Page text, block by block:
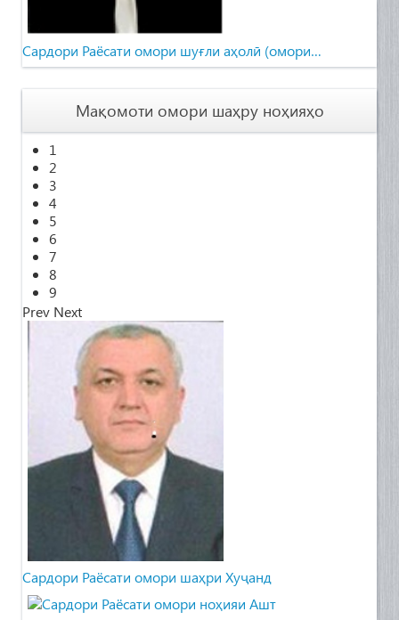
Cардори Раёсати омори шуғли аҳолӣ (омори…
Мақомоти омори шаҳру ноҳияҳо
1
2
3
4
5
6
7
8
9
Prev Next
Cардори Раёсати омори шаҳри Хуҷанд